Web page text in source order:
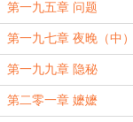
第一九五章 问题
第一九七章 夜晚（中）
第一九九章 隐秘
第二零一章 嬷嬷